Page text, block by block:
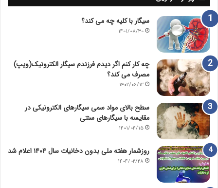
سیگار با کلیه چه می کند؟
۱۴۰۱/۰۸/۳۰
چه کار کنم اگر دیدم فرزندم سیگار الکترونیک(ویپ)
مصرف می کند؟
۱۴۰۲/۰۶/۱۲
سطح بالای مواد سمی سیگارهای الکترونیکی در
مقایسه با سیگارهای سنتی
۱۴۰۱/۰۴/۱۵
روزشمار هفته ملی بدون دخانیات سال ۱۴۰۴ اعلام شد
۱۴۰۴/۰۲/۲۸